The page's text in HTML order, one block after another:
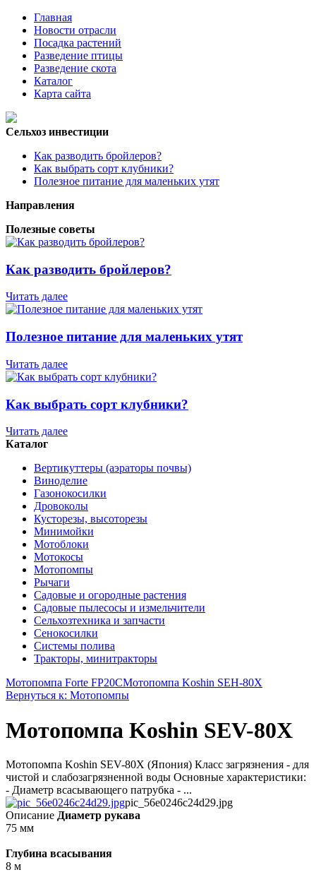
Главная
Новости отрасли
Посадка растений
Разведение птицы
Разведение скота
Каталог
Карта сайта
Сельхоз инвестиции
Как разводить бройлеров?
Как выбрать сорт клубники?
Полезное питание для маленьких утят
Направления
Полезные советы
Как разводить бройлеров?
Читать далее
Полезное питание для маленьких утят
Читать далее
Как выбрать сорт клубники?
Читать далее
Каталог
Вертикуттеры (аэраторы почвы)
Виноделие
Газонокосилки
Дровоколы
Кусторезы, высоторезы
Минимойки
Мотоблоки
Мотокосы
Мотопомпы
Рычаги
Садовые и огородные растения
Садовые пылесосы и измельчители
Сельхозтехника и запчасти
Сенокосилки
Системы полива
Тракторы, минитракторы
Мотопомпа Forte FP20CМотопомпа Koshin SEH-80X
Вернуться к: Мотопомпы
Мотопомпа Koshin SEV-80X
Мотопомпа Koshin SEV-80X (Япония) Класс загрязнения - для
чистой и слабозагрязненной воды Основные характеристики:
- Диаметр всасывающего патрубка - ...
pic_56e0246c24d29.jpg
Описание Диаметр рукава
75 мм
Глубина всасывания
8 м